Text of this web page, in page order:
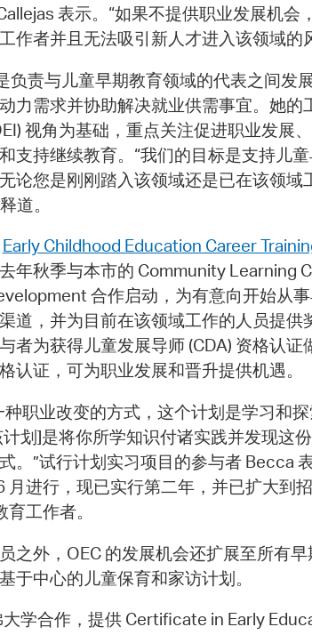
表示。“如果不提供职业发展机会
作者并且无法吸引新人才进入该领域的
负责与儿童早期教育领域的代表之间发
力需求并协助解决就业供需事宜。她的
视角为基础，重点关注促进职业发展、
支持继续教育。“我们的目标是支持儿
论您是刚刚踏入该领域还是已在该领域
道。
Early Childhood Education Career
年秋季与本市的 Community Learning
合作启动，为有意向开始从
道，并为目前在该领域工作的人员提供
者为获得儿童发展导师 (CDA) 资格认证
认证，可为职业发展和晋升提供机遇。
种职业改变的方式，这个计划是学习和
划]是将你所学知识付诸实践并发现这
。”试行计划实习项目的参与者 Becca
月进行，现已实行第二年，并已扩大到
育工作者。
之外，OEC 的发展机会还扩展至所有早
于中心的儿童保育和家访计划。
大学合作，提供 Certificate in Early